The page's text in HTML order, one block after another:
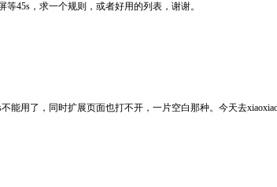
45s，求一个规则，或者好用的列表，谢谢。
能用了，同时扩展页面也打不开，一片空白那种。今天去